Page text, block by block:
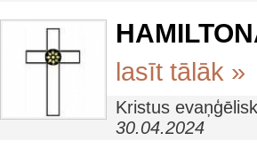
lasīt tālāk »
Kristus
30.04.2024